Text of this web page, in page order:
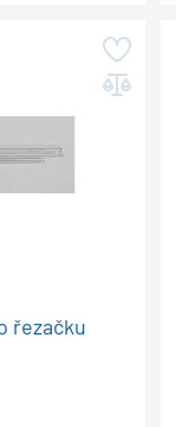
řezačku